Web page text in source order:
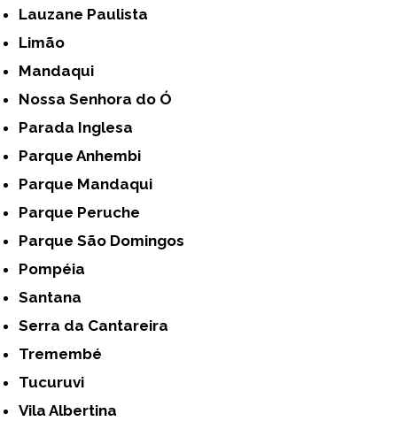
Lauzane Paulista
Limão
Mandaqui
Nossa Senhora do Ó
Parada Inglesa
Parque Anhembi
Parque Mandaqui
Parque Peruche
Parque São Domingos
Pompéia
Santana
Serra da Cantareira
Tremembé
Tucuruvi
Vila Albertina